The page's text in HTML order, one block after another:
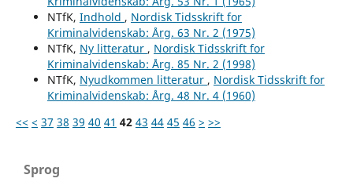
NTfK, Indhold , Nordisk Tidsskrift for
Kriminalvidenskab: Årg. 63 Nr. 2 (1975)
NTfK, Ny litteratur , Nordisk Tidsskrift for
Kriminalvidenskab: Årg. 85 Nr. 2 (1998)
NTfK, Nyudkommen litteratur , Nordisk Tidsskrift for
Kriminalvidenskab: Årg. 48 Nr. 4 (1960)
<< < 37 38 39 40 41 42 43 44 45 46 > >>
Sprog